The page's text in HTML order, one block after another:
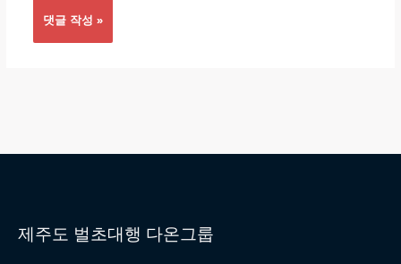
제주도 벌초대행 다온그룹